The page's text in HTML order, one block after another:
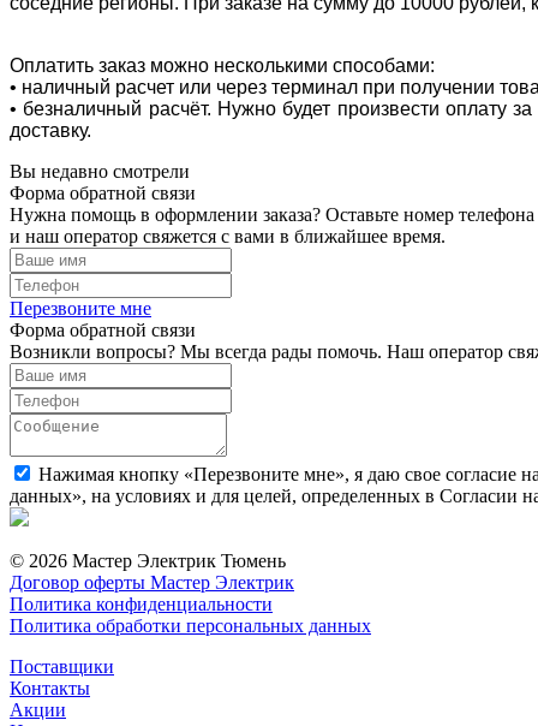
Оплатить заказ можно несколькими способами:
• наличный расчет или через терминал при получении
• безналичный расчёт. Нужно будет произвести оплату
доставку.
Вы недавно смотрели
Форма обратной связи
Нужна помощь в оформлении заказа? Оставьте номер телефона
и наш оператор свяжется с вами в ближайшее время.
Перезвоните мне
Форма обратной связи
Возникли вопросы? Мы всегда рады помочь. Наш оператор
Нажимая кнопку «Перезвоните мне», я даю свое согласие
данных», на условиях и для целей, определенных в Согласии
© 2026 Мастер Электрик Тюмень
Договор оферты Мастер Электрик
Политика конфиденциальности
Политика обработки персональных данных
Поставщики
Контакты
Акции